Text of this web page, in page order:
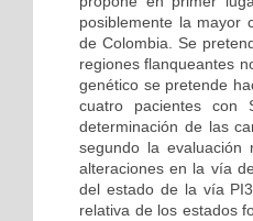
posiblemente la mayor
de Colombia. Se
regiones flanqueantes
genético se pretende
cuatro pacientes con
determinación de las
segundo la evaluación
alteraciones en la vía
del estado de la vía
relativa de los estados